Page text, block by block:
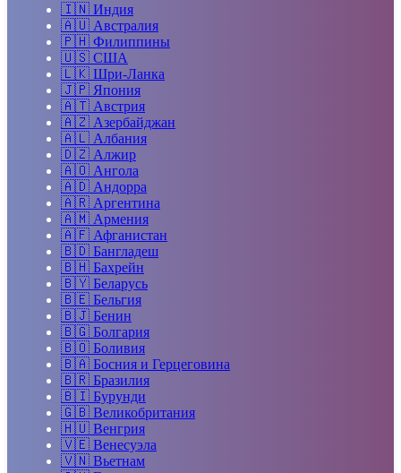
🇮🇳 Индия
🇦🇺 Австралия
🇵🇭 Филиппины
🇺🇸 США
🇱🇰 Шри-Ланка
🇯🇵 Япония
🇦🇹 Австрия
🇦🇿 Азербайджан
🇦🇱 Албания
🇩🇿 Алжир
🇦🇴 Ангола
🇦🇩 Андорра
🇦🇷 Аргентина
🇦🇲 Армения
🇦🇫 Афганистан
🇧🇩 Бангладеш
🇧🇭 Бахрейн
🇧🇾 Беларусь
🇧🇪 Бельгия
🇧🇯 Бенин
🇧🇬 Болгария
🇧🇴 Боливия
🇧🇦 Босния и Герцеговина
🇧🇷 Бразилия
🇧🇮 Бурунди
🇬🇧 Великобритания
🇭🇺 Венгрия
🇻🇪 Венесуэла
🇻🇳 Вьетнам